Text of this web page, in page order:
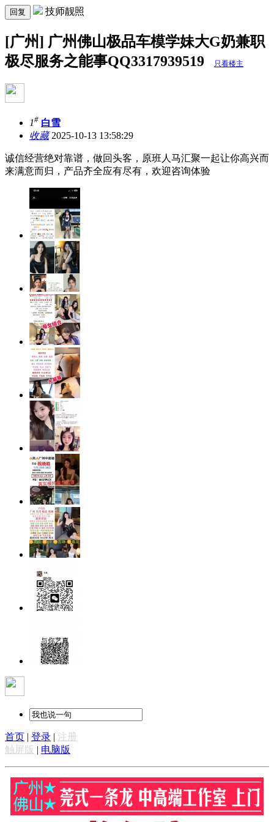
回复 技师靓照
[广州] 广州佛山极品车模学妹大G奶兼职
极尽服务之能事QQ3317939519
只看楼主
1# 白雪
收藏2025-10-13 13:58:29
诚信经营绝对靠谱，做回头客，原班人马汇聚一起让你高兴而
来满意而归，产品齐全应有尽有，欢迎咨询体验
首页 | 登录 | 注册
触屏版 | 电脑版